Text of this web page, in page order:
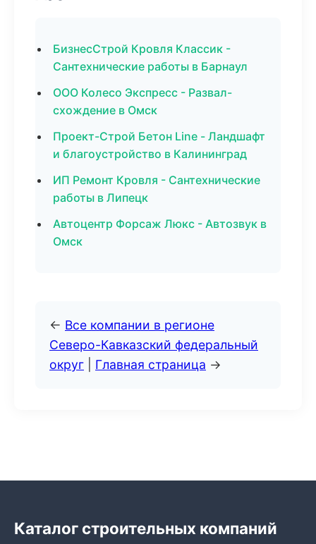
БизнесСтрой Кровля Классик -
Сантехнические работы в Барнаул
ООО Колесо Экспресс - Развал-
схождение в Омск
Проект-Строй Бетон Line - Ландшафт
и благоустройство в Калининград
ИП Ремонт Кровля - Сантехнические
работы в Липецк
Автоцентр Форсаж Люкс - Автозвук в
Омск
← Все компании в регионе
Северо-Кавказский федеральный
округ
Главная страница →
Каталог строительных компаний